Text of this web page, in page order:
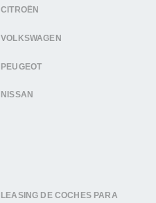
CITROËN
VOLKSWAGEN
PEUGEOT
NISSAN
LEASING DE COCHES PARA